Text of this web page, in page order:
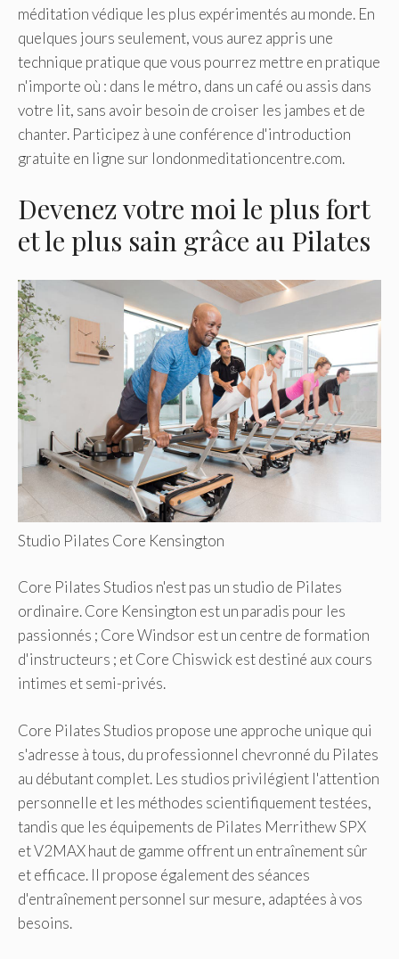
méditation védique les plus expérimentés au monde. En
quelques jours seulement, vous aurez appris une
technique pratique que vous pourrez mettre en pratique
n'importe où : dans le métro, dans un café ou assis dans
votre lit, sans avoir besoin de croiser les jambes et de
chanter. Participez à une conférence d'introduction
gratuite en ligne sur londonmeditationcentre.com.
Devenez votre moi le plus fort
et le plus sain grâce au Pilates
Studio Pilates Core Kensington
Core Pilates Studios n'est pas un studio de Pilates
ordinaire. Core Kensington est un paradis pour les
passionnés ; Core Windsor est un centre de formation
d'instructeurs ; et Core Chiswick est destiné aux cours
intimes et semi-privés.
Core Pilates Studios propose une approche unique qui
s'adresse à tous, du professionnel chevronné du Pilates
au débutant complet. Les studios privilégient l'attention
personnelle et les méthodes scientifiquement testées,
tandis que les équipements de Pilates Merrithew SPX
et V2MAX haut de gamme offrent un entraînement sûr
et efficace. Il propose également des séances
d'entraînement personnel sur mesure, adaptées à vos
besoins.